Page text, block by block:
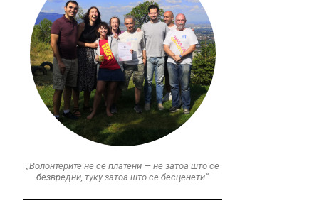
„Волонтерите не се платени — не затоа што се
безвредни, туку затоа што се бесценети“